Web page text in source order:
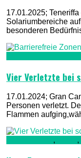
17.01.2025;
Solariumbereiche
besonderen
Vier Verletzte bei
17.01.2024; Gran
Personen verletzt.
Flammen
, ,